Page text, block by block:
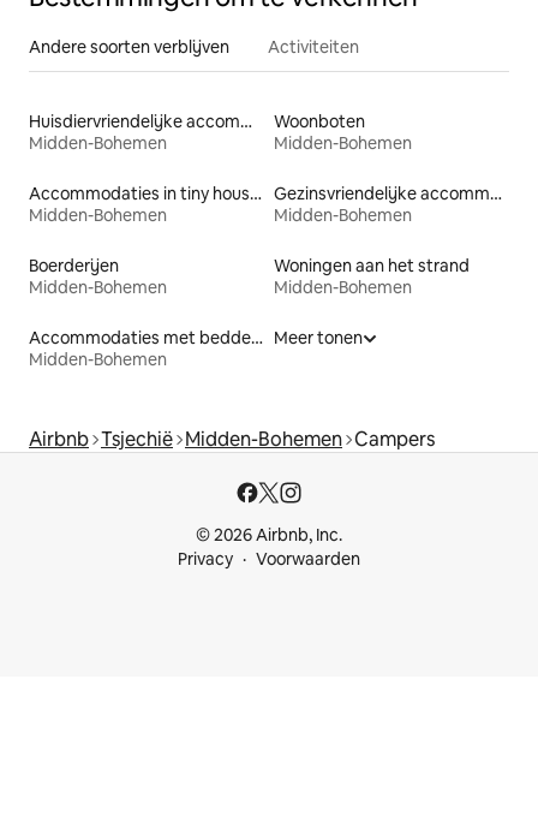
Andere soorten verblijven Activiteiten
Huisdiervriendelijke accommodaties
Midden-Bohemen
Woonboten
Midden-Bohemen
Accommodaties in tiny houses
Midden-Bohemen
Gezinsvriendelijke accommodaties
Midden-Bohemen
Boerderijen
Midden-Bohemen
Woningen aan het strand
Midden-Bohemen
Accommodaties met bedden op toegankelijke hoogte
Midden-Bohemen
Meer tonen
Airbnb Tsjechië Midden-Bohemen Campers
© 2026 Airbnb, Inc.
Privacy
Voorwaarden